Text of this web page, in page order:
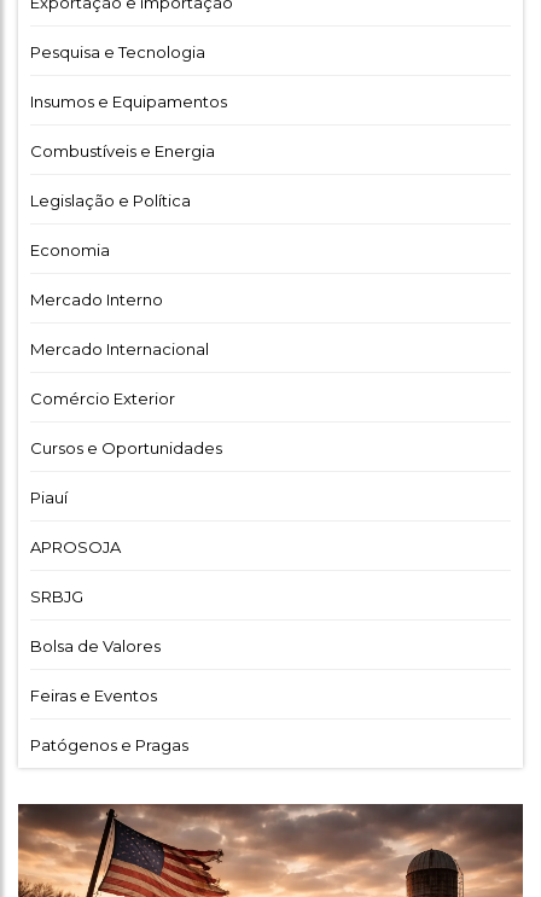
Pesquisa e Tecnologia
Insumos e Equipamentos
Combustíveis e Energia
Legislação e Política
Economia
Mercado Interno
Mercado Internacional
Comércio Exterior
Cursos e Oportunidades
Piauí
APROSOJA
SRBJG
Bolsa de Valores
Feiras e Eventos
Patógenos e Pragas